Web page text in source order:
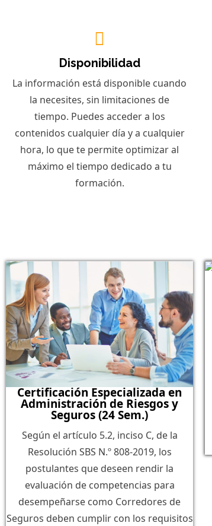
Disponibilidad
La información está disponible cuando
la necesites, sin limitaciones de
tiempo. Puedes acceder a los
contenidos cualquier día y a cualquier
hora, lo que te permite optimizar al
máximo el tiempo dedicado a tu
formación.
Certificación Especializada en
Administración de Riesgos y
Seguros (24 Sem.)
Según el artículo 5.2, inciso C, de la
Resolución SBS N.º 808-2019, los
postulantes que deseen rendir la
evaluación de competencias para
desempeñarse como Corredores de
Seguros deben cumplir con los requisitos